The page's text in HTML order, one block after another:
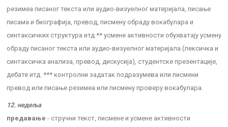
резимеа писаног текста или аудио-визуелног материјала, писање
писама и биографија, превод, писмену обраду вокабулара и
синтаксичких структура итд ** усмене активности обухватају усмену
обраду писаног текста или аудио-визуелног материјала (лексичка и
синтаксичка анализа, превод, дискусија), студентске презентације,
дебате итд. *** контролни задатак подразумева или писмени
превод или писање резимеа или писмену проверу вокабулара.
12. недеља
предавање - стручни текст, писмене и усмене активности